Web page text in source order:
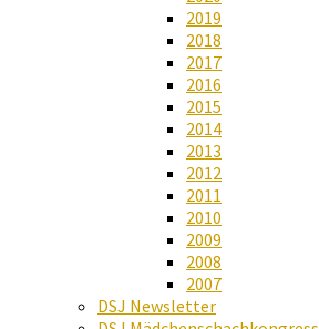
2019
2018
2017
2016
2015
2014
2013
2012
2011
2010
2009
2008
2007
DSJ Newsletter